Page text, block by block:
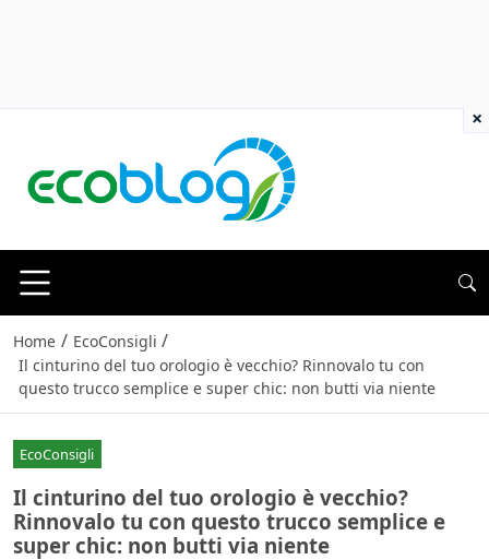
Home / EcoConsigli /
Il cinturino del tuo orologio è vecchio? Rinnovalo tu con
questo trucco semplice e super chic: non butti via niente
EcoConsigli
Il cinturino del tuo orologio è vecchio?
Rinnovalo tu con questo trucco semplice e
super chic: non butti via niente
×